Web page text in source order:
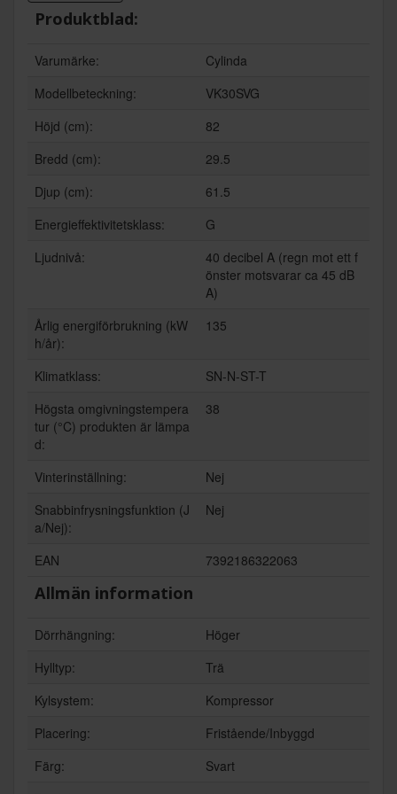
Produktblad:
Varumärke:
Cylinda
Modellbeteckning:
VK30SVG
Höjd (cm):
82
Bredd (cm):
29.5
Djup (cm):
61.5
Energieffektivitetsklass:
G
Ljudnivå:
40 decibel A (regn mot ett f
önster motsvarar ca 45 dB
A)
Årlig energiförbrukning (kW
h/år):
135
Klimatklass:
SN-N-ST-T
Högsta omgivningstempera
tur (°C) produkten är lämpa
d:
38
Vinterinställning:
Nej
Snabbinfrysningsfunktion (J
a/Nej):
Nej
EAN 7392186322063
Allmän information
Dörrhängning:
Höger
Hylltyp:
Trä
Kylsystem:
Kompressor
Placering:
Fristående/Inbyggd
Färg:
Svart